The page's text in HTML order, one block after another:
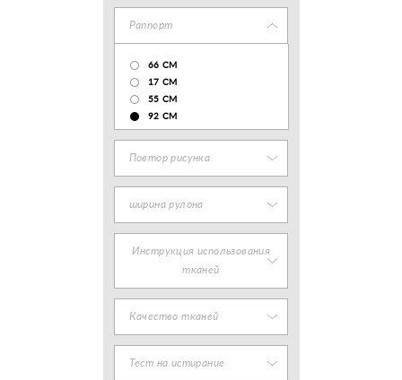
Раппорт
66 СМ
17 CM
55 СМ
92 СМ
Повтор рисунка
ширина рулона
Инструкция использования
тканей
Качество тканей
Тест на истирание